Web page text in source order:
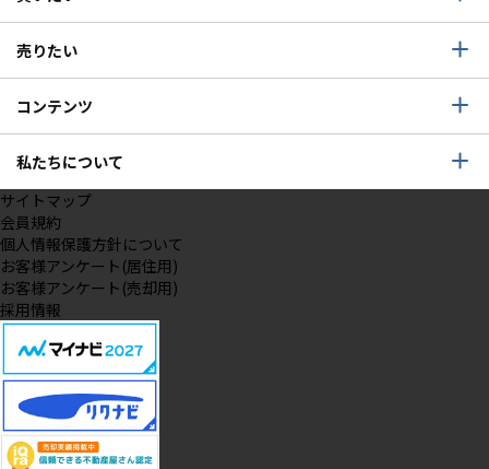
売りたい
コンテンツ
私たちについて
サイトマップ
会員規約
個人情報保護方針について
お客様アンケート(居住用)
お客様アンケート(売却用)
採用情報